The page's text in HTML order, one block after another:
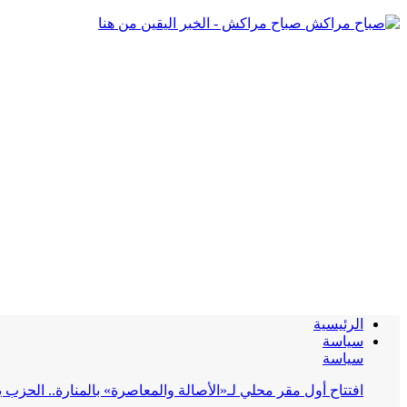
صباح مراكش - الخبر اليقين من هنا
الرئيسية
سياسة
سياسة
افتتاح أول مقر محلي لـ«الأصالة والمعاصرة» بالمنارة..